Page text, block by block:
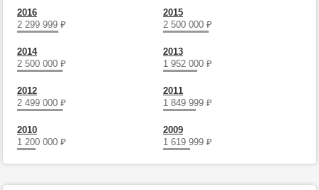
2016
2 299 999 ₽
2015
2 500 000 ₽
2014
2 500 000 ₽
2013
1 952 000 ₽
2012
2 499 000 ₽
2011
1 849 999 ₽
2010
1 200 000 ₽
2009
1 619 999 ₽